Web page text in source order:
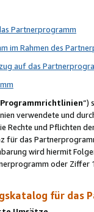
Partnerprogramm
im Rahmen des
auf das
Programmrichtlinien“)
verwendete und
Rechte und Pflichten
für das
wird hiermit
oder
für das